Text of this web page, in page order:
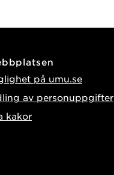
på umu.se
av personuppgifter
kakor